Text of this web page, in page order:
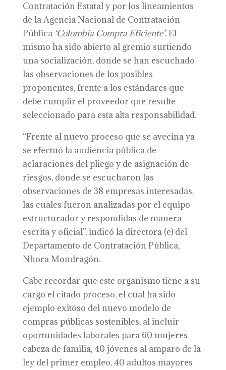
Contratación Estatal y por los lineamientos
de la Agencia Nacional de Contratación
Pública ‘Colombia Compra Eficiente’. El
mismo ha sido abierto al gremio surtiendo
una socialización, donde se han escuchado
las observaciones de los posibles
proponentes, frente a los estándares que
debe cumplir el proveedor que resulte
seleccionado para esta alta responsabilidad.
“Frente al nuevo proceso que se avecina ya
se efectuó la audiencia pública de
aclaraciones del pliego y de asignación de
riesgos, donde se escucharon las
observaciones de 38 empresas interesadas,
las cuales fueron analizadas por el equipo
estructurador y respondidas de manera
escrita y oficial”, indicó la directora (e) del
Departamento de Contratación Pública,
Nhora Mondragón.
Cabe recordar que este organismo tiene a su
cargo el citado proceso, el cual ha sido
ejemplo exitoso del nuevo modelo de
compras públicas sostenibles, al incluir
oportunidades laborales para 60 mujeres
cabeza de familia, 40 jóvenes al amparo de la
ley del primer empleo, 40 adultos mayores